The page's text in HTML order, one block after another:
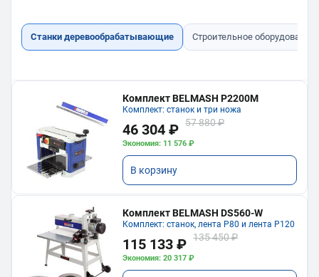
Станки деревообрабатывающие Строительное оборудование
Комплект BELMASH P2200M
Комплект: станок и три ножа
46 304 ₽ 57 880 ₽
Экономия: 11 576 ₽
В корзину
Комплект BELMASH DS560-W
Комплект: станок, лента P80 и лента P120
115 133 ₽ 135 450 ₽
Экономия: 20 317 ₽